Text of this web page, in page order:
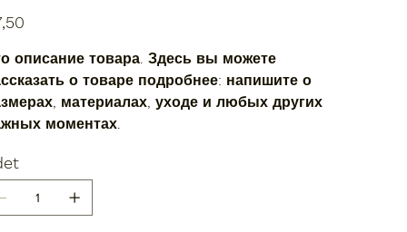
описание товара. Здесь вы можете
о товаре подробнее: напишите о
материалах, уходе и любых других
моментах.